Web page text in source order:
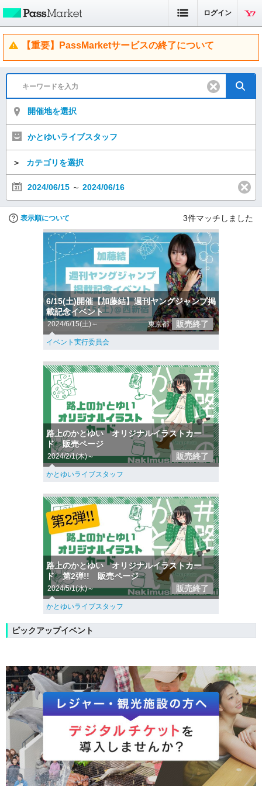
ログイン
【重要】PassMarketサービスの終了について
開催地を選択
かとゆいライブスタッフ
＞ カテゴリを選択
2024/06/15 ～ 2024/06/16
表示順について 3件マッチしました
6/15(土)開催【加藤結】週刊ヤングジャンプ掲
載記念イベント
2024/6/15(土)～ 東京都 販売終了
イベント実行委員会
路上のかとゆい オリジナルイラストカー
ド 販売ページ
2024/2/1(木)～ 販売終了
かとゆいライブスタッフ
路上のかとゆい オリジナルイラストカー
ド 第2弾!! 販売ページ
2024/5/1(水)～ 販売終了
かとゆいライブスタッフ
ピックアップイベント